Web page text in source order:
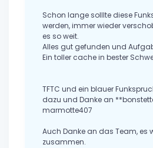
Schon lange solllte diese
werden, immer wieder
es so weit.
Alles gut gefunden und
Ein toller cache in bester
TFTC und ein blauer
dazu und Danke an
marmotte407
Auch Danke an das Team, es
zusammen.